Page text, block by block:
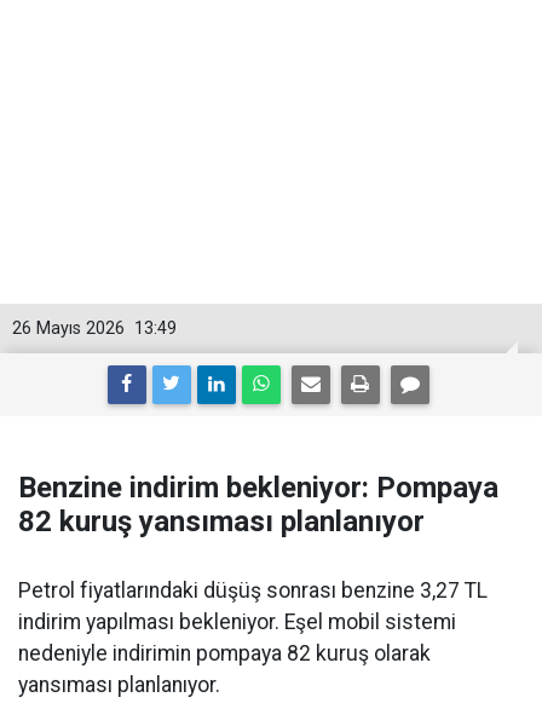
13:49
26 Mayıs 2026
Benzine indirim bekleniyor: Pompaya
82 kuruş yansıması planlanıyor
Petrol fiyatlarındaki düşüş sonrası benzine 3,27 TL
indirim yapılması bekleniyor. Eşel mobil sistemi
nedeniyle indirimin pompaya 82 kuruş olarak
yansıması planlanıyor.